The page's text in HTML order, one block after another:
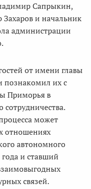
Сапрыкин,
Захаров и начальник
администрации
от имени главы
познакомил их с
Приморья в
сотрудничества.
может
отношениях
автономного
и ставший
связей.